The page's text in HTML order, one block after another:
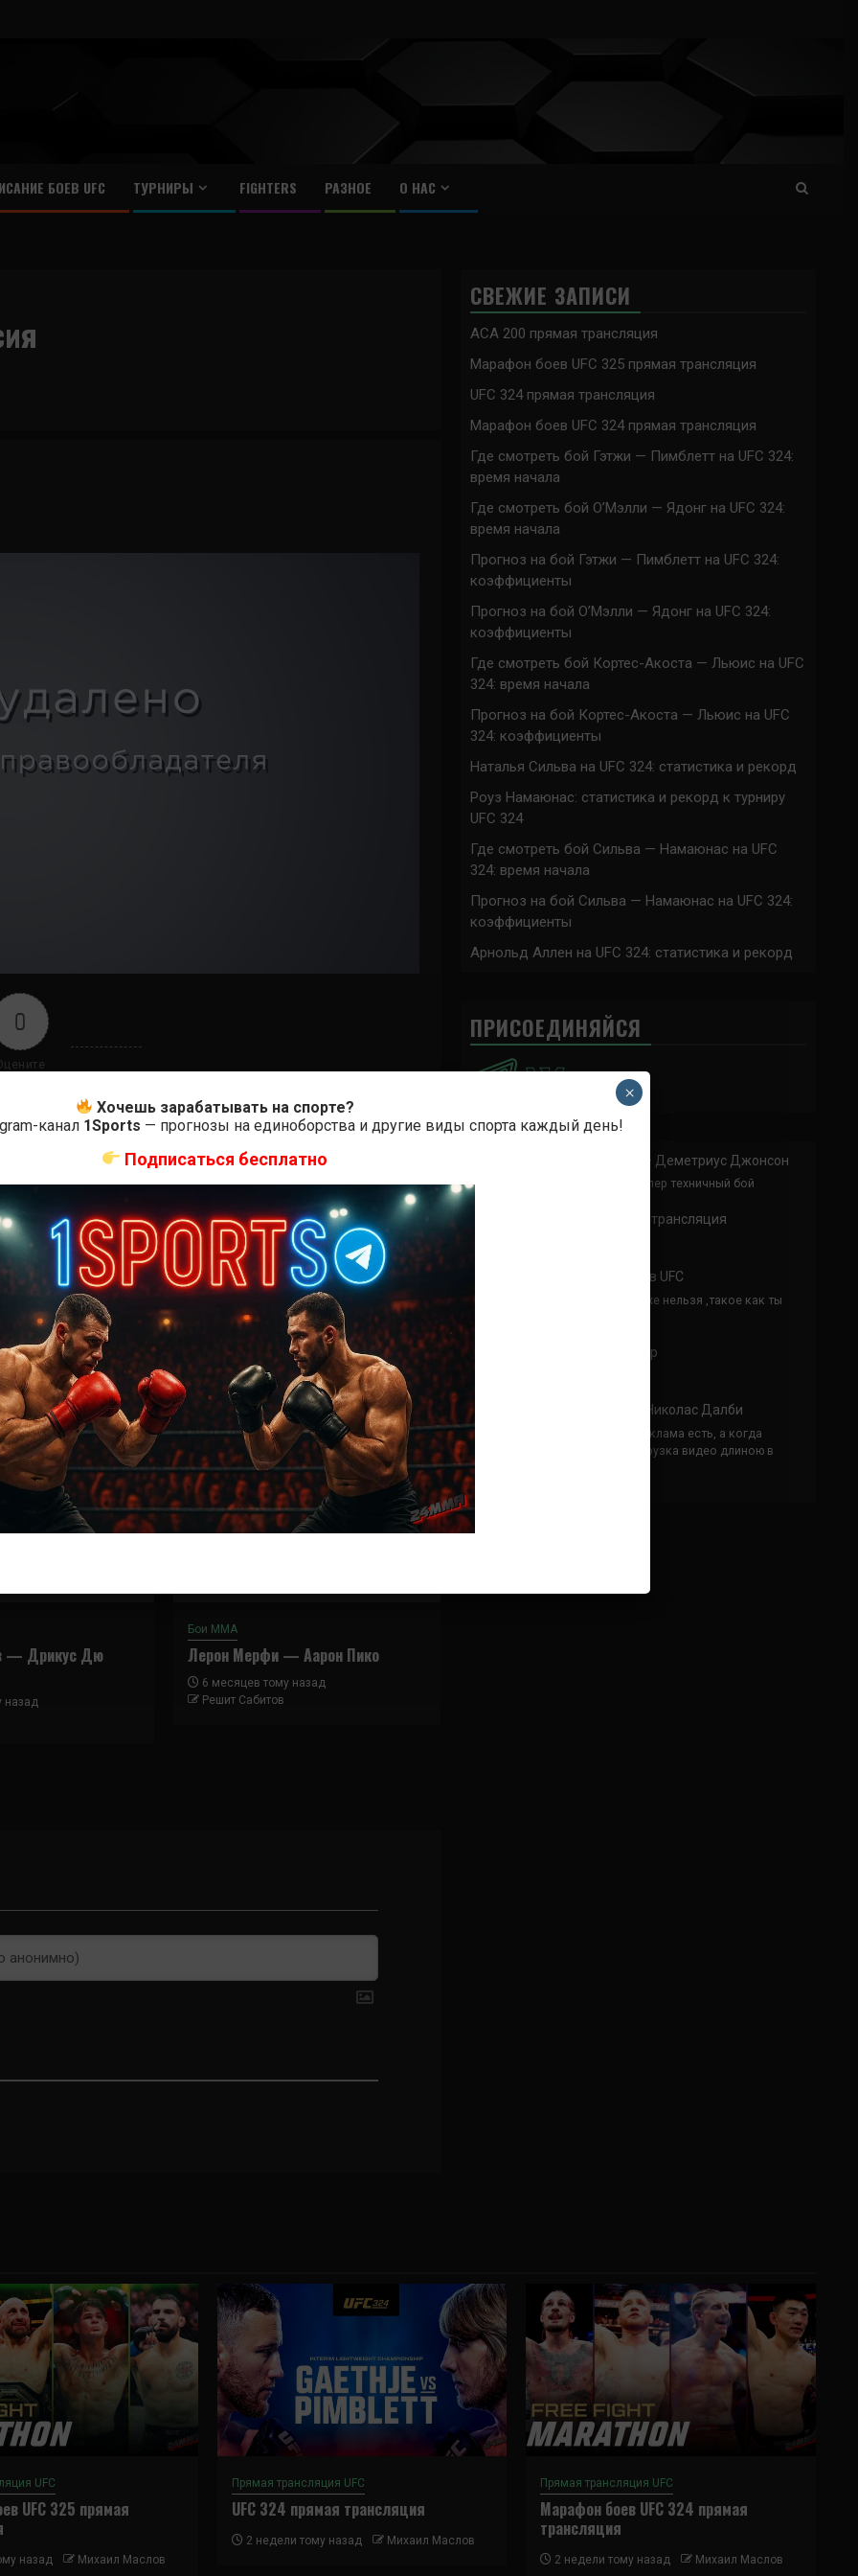
БОЕВ UFC ТУРНИРЫ FIGHTERS РАЗНОЕ О НАС
0
самые лучшие и актуальные события и мира
Далее
Кейта Накамура — Салим Туари
— Дрикус Дю
назад
Бои ММА
Лерон Мерфи — Аарон Пико
6 месяцев тому назад
Решит Сабитов
СВЕЖИЕ ЗАПИСИ
ACA 200 прямая трансляция
Марафон боев UFC 325 прямая трансляция
UFC 324 прямая трансляция
Марафон боев UFC 324 прямая трансляция
Где смотреть бой Гэтжи — Пимблетт на UFC 324:
время начала
Где смотреть бой О’Мэлли — Ядонг на UFC 324:
время начала
Прогноз на бой Гэтжи — Пимблетт на UFC 324:
коэффициенты
Прогноз на бой О’Мэлли — Ядонг на UFC 324:
коэффициенты
Где смотреть бой Кортес-Акоста — Льюис на UFC
324: время начала
Прогноз на бой Кортес-Акоста — Льюис на UFC
324: коэффициенты
Наталья Сильва на UFC 324: статистика и рекорд
Роуз Намаюнас: статистика и рекорд к турниру
UFC 324
Где смотреть бой Сильва — Намаюнас на UFC
324: время начала
Прогноз на бой Сильва — Намаюнас на UFC 324:
коэффициенты
Арнольд Аллен на UFC 324: статистика и рекорд
ПРИСОЕДИНЯЙСЯ
Доминик Круз — Деметриус Джонсон
Спасибо что выложили этот супер техничный бой
UFC 324 прямая трансляция
Расписание боев UFC
Кусок говна ты, существом даже нельзя ,такое как ты
Конор МакГрегор
Анонимно Рэнди Браун — Николас Далби
не запускается ни один бой, реклама есть, а когда
заканчивается начинается загрузка видео длиною в
жизнь. Исправьте пожалуйста
UFC
UFC 325 прямая
назад Михаил Маслов
Прямая трансляция UFC
UFC 324 прямая трансляция
2 недели тому назад Михаил Маслов
Прямая трансляция UFC
Марафон боев UFC 324 прямая
трансляция
2 недели тому назад Михаил Маслов
Хочешь зарабатывать на спорте?
канал 1Sports — прогнозы на единоборства и другие виды спорта каждый день!
Подписаться бесплатно
×